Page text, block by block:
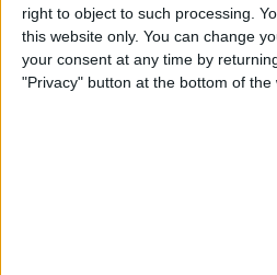
right to object to such processing.
this website only. You can change
your consent at any time by
"Privacy" button at the bottom of the
ligado ao desporto, mas
porque tenho muito prazer
pensei que podia usar a
comunicar, partilhar a minha